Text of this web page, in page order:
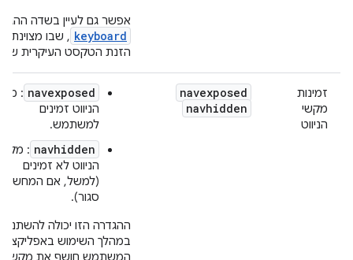
אפשר גם לעיין בשדה
keyboard , שבו מצוינת
הזנת הטקסט העיקרית
זמינות
מקשי
הניווט
navexposed
navhidden
navexposed
:
הניווט זמינים
למשתמש.
navhidden
:
הניווט לא זמינים
(למשל, אם המחשב
סגור).
ההגדרה הזו יכולה להשתנות
במהלך השימוש
המשתמש חושף את מקשי